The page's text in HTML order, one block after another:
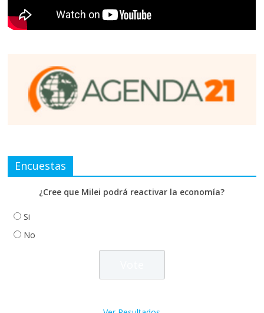
Encuestas
¿Cree que Milei podrá reactivar la economía?
Si
No